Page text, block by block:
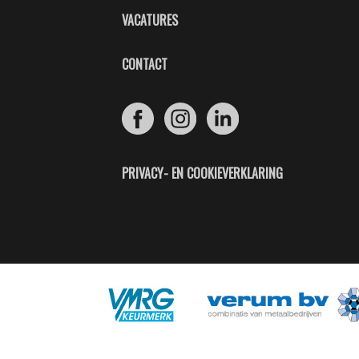
VACATURES
CONTACT
PRIVACY- EN COOKIEVERKLARING